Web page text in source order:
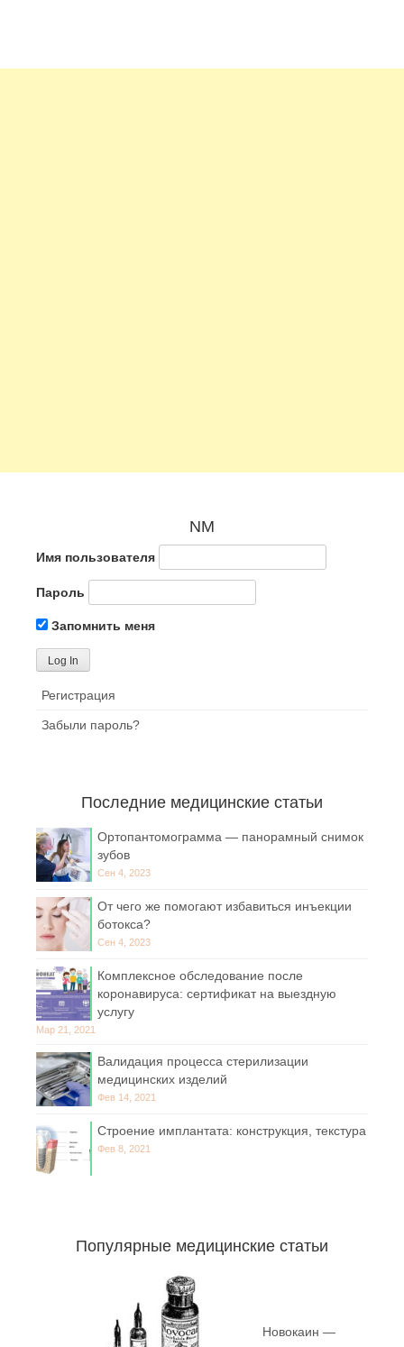
NM
Имя пользователя
Пароль
Запомнить меня
Регистрация
Забыли пароль?
Последние медицинские статьи
Ортопантомограмма — панорамный снимок
зубов
Сен 4, 2023
От чего же помогают избавиться инъекции
ботокса?
Сен 4, 2023
Комплексное обследование после
коронавируса: сертификат на выездную
услугу
Мар 21, 2021
Валидация процесса стерилизации
медицинских изделий
Фев 14, 2021
Строение имплантата: конструкция, текстура
Фев 8, 2021
Популярные медицинские статьи
Новокаин —